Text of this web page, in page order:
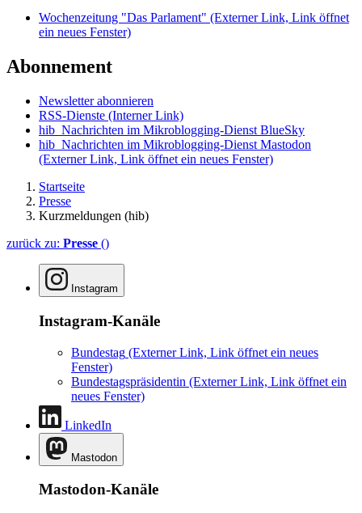
Wochenzeitung "Das Parlament" (Externer Link, Link öffnet
ein neues Fenster)
Abonnement
Newsletter abonnieren
RSS-Dienste (Interner Link)
hib_Nachrichten im Mikroblogging-Dienst BlueSky
hib_Nachrichten im Mikroblogging-Dienst Mastodon
(Externer Link, Link öffnet ein neues Fenster)
Startseite
Presse
Kurzmeldungen (hib)
zurück zu: Presse ()
Instagram
Instagram-Kanäle
Bundestag (Externer Link, Link öffnet ein neues
Fenster)
Bundestagspräsidentin (Externer Link, Link öffnet ein
neues Fenster)
LinkedIn
Mastodon
Mastodon-Kanäle